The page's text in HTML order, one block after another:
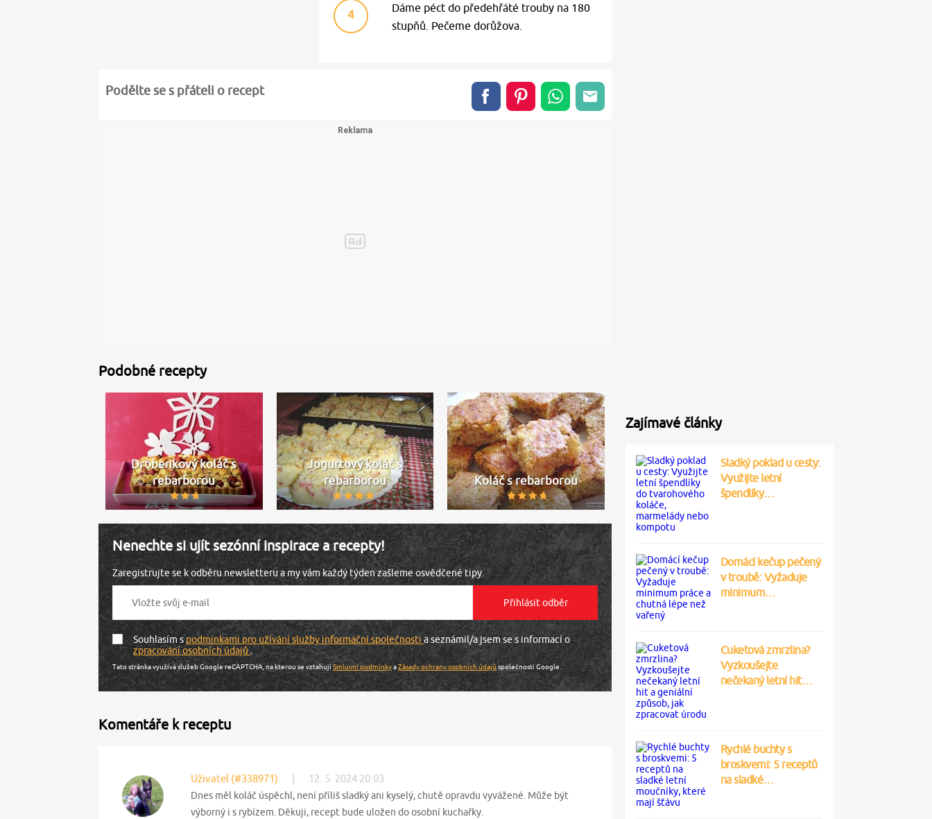
4
Dáme péct do předehřáté trouby na 180
stupňů. Pečeme dorůžova.
Podělte se s přáteli o recept
Podobné recepty
Drobenkový koláč s
rebarborou
Jogurtový koláč s
rebarborou
Koláč s rebarborou
Nenechte si ujít sezónní inspirace a recepty!
Zaregistrujte se k odběru newsletteru a my vám každý týden zašleme osvědčené tipy.
Souhlasím spodmínkami pro užívání služby informační společnosti a seznámil/a jsem se s informací o
zpracování osobních údajů.
Tato stránka využívá služeb Google reCAPTCHA, na kterou se vztahujíSmluvní podmínkyaZásady ochrany osobních údajůspolečnosti Google.
Komentáře k receptu
Uživatel (#338971) 12. 5. 2024 20:03
Dnes měl koláč úspěchl, není příliš sladký ani kyselý, chutě opravdu vyvážené. Může být
výborný i s rybízem. Děkuji, recept bude uložen do osobní kuchařky.
Zajímavé články
Sladký poklad u cesty:
Využijte letní
špendlíky…
Domácí kečup pečený
v troubě: Vyžaduje
minimum…
Cuketová zmrzlina?
Vyzkoušejte
nečekaný letní hit…
Rychlé buchty s
broskvemi: 5 receptů
na sladké…